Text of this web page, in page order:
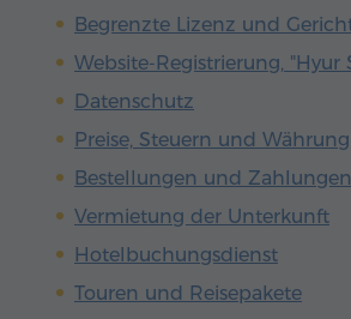
Begrenzte Lizenz und
Website-Registrierung, "Hyur
Datenschutz
Preise, Steuern und Währung
Bestellungen und Zahlungen
Vermietung der Unterkunft
Hotelbuchungsdienst
Touren und Reisepakete